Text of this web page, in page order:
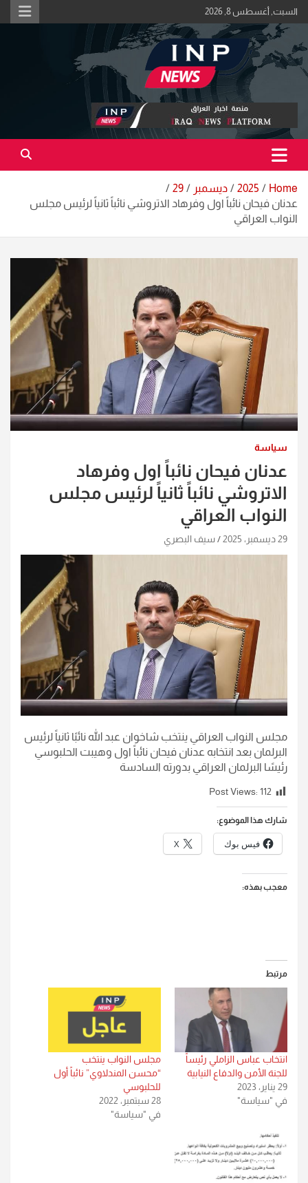
Skip
to
content
السبت, أغسطس 8, 2026
منصة اخبار العراق
اكبر منصة خبرية في العراق | #الحقيقة_اولاً
Home
2025 ديسمبر
29
عدنان فيحان نائباً اول وفرهاد الاتروشي نائباً ثانياً لرئيس مجلس
النواب العراقي
سياسة
عدنان فيحان نائباً اول وفرهاد
الاتروشي نائباً ثانياً لرئيس مجلس
النواب العراقي
29 ديسمبر، 2025 سيف البصري
مجلس النواب العراقي ينتخب شاخوان عبد الله نائبًا ثانياً لرئيس
البرلمان بعد انتخابه عدنان فيحان نائباً اول وهيبت الحلبوسي
رئيسًا البرلمان العراقي بدورته السادسة
Post Views: 112
شارك هذا الموضوع:
فيس بوك X
معجب بهذه:
مرتبط
انتخاب عباس الزاملي رئيساً
للجنة الأمن والدفاع النيابية
29 يناير، 2023
في "سياسة"
مجلس النواب ينتخب
“محسن المندلاوي” نائباً أول
للحلبوسي
28 سبتمبر، 2022
في "سياسة"